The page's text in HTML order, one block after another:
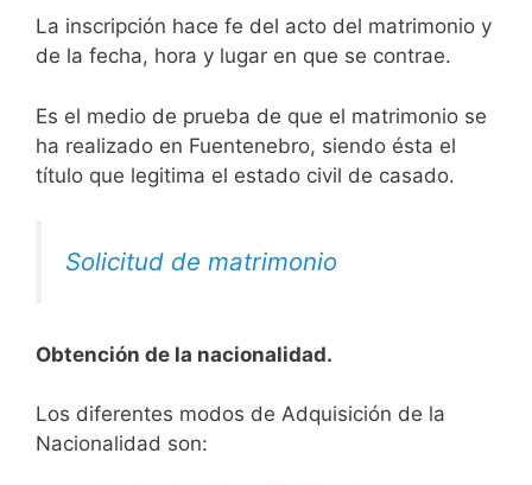
La inscripción hace fe del acto del matrimonio y
de la fecha, hora y lugar en que se contrae.
Es el medio de prueba de que el matrimonio se
ha realizado en Fuentenebro, siendo ésta el
título que legitima el estado civil de casado.
Solicitud de matrimonio
Obtención de la nacionalidad.
​​​Los diferentes modos de Adquisición de la
Nacionalidad son: